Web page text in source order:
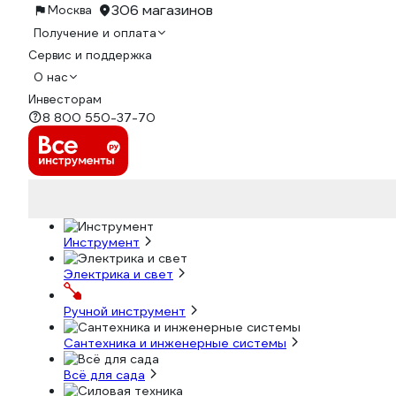
Москва 306 магазинов
Получение и оплата
Сервис и поддержка
О нас
Инвесторам
8 800 550-37-70
Инструмент
Электрика и свет
Ручной инструмент
Сантехника и инженерные системы
Всё для сада